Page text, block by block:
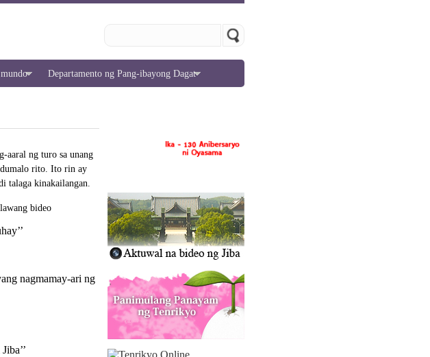
Departamento ng Pang-ibayong Dagat
aaral ng turo sa unang
dumalo rito. Ito rin ay
talaga kinakailangan.
bideo
nagmamay-ari ng